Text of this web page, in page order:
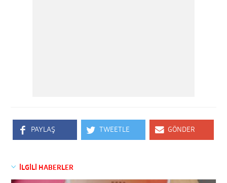
PAYLAŞ TWEETLE GÖNDER
İLGİLİ HABERLER